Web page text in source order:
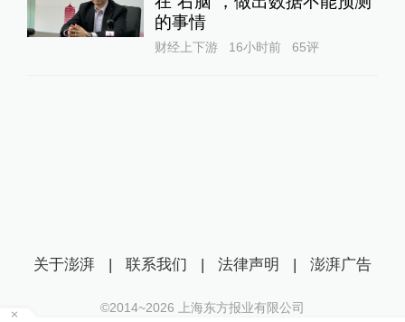
的事情
财经上下游 16小时前 65评
关于澎湃 | 联系我们 | 法律声明 | 澎湃广告
©2014~2026 上海东方报业有限公司